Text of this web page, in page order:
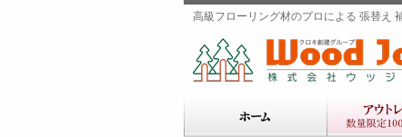
高級フローリング材のプロによる 張替え